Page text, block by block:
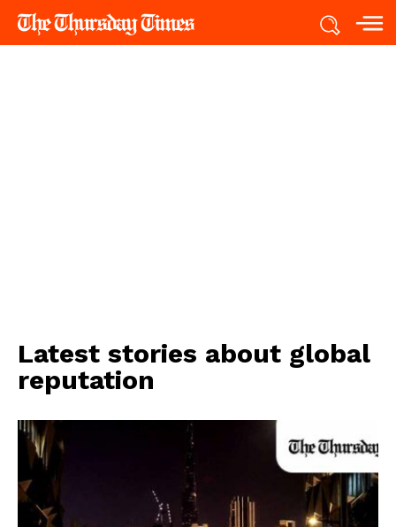
Latest stories about global
reputation